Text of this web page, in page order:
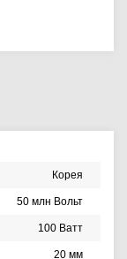
Корея
50 млн Вольт
100 Ватт
20 мм